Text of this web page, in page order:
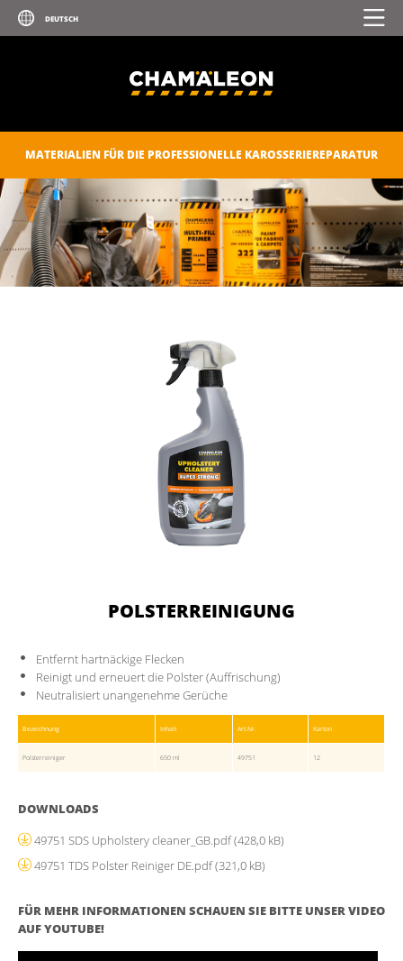
MATERIALIEN FÜR DIE PROFESSIONELLE KAROSSERIEREPARATUR
POLSTERREINIGUNG
Entfernt hartnäckige Flecken
Reinigt und erneuert die Polster (Auffrischung)
Neutralisiert unangenehme Gerüche
Bezeichnung Inhalt Art.Nr. Karton
Polsterreiniger 650 ml 49751 12
DOWNLOADS
49751 SDS Upholstery cleaner_GB.pdf(428,0 kB)
49751 TDS Polster Reiniger DE.pdf(321,0 kB)
FÜR MEHR INFORMATIONEN SCHAUEN SIE BITTE UNSER VIDEO
AUF YOUTUBE!